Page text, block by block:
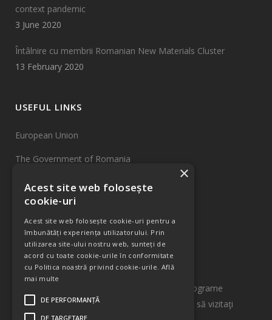
context pandemic
3 June 2020
Întâlnire cu membrii Romanian New Materials Cluster
13 February 2020
USEFUL LINKS
European Union
The Government of Romania
EU Funds
INCDTIM Cluj-Napoca
Sitemap
INFORMATIONS
Pentru informații detaliate despre celelalte programe
cofinanțate de Uniunea Europeană vă invităm să vizitaţi
Acest site web folosește
cookie-uri
Acest site web folosește cookie-uri pentru a
îmbunătăți experiența utilizatorului. Prin
utilizarea site-ului nostru web, sunteți de
acord cu toate cookie-urile în conformitate
cu Politica noastră privind cookie-urile. Află
mai multe
DE PERFORMANȚĂ
DE TARGETARE
×